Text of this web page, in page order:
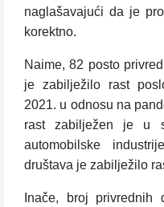
naglašavajući da je
korektno.
Naime, 82 posto
je zabilježilo rast
2021. u odnosu na
rast zabilježen je u
automobilske
društava je zabilježilo
Inače, broj privrednih